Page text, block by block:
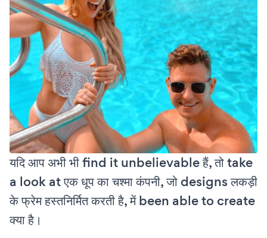
यदि आप अभी भी find it unbelievable हैं, तो take
a look at एक धूप का चश्मा कंपनी, जो designs लकड़ी
के फ्रेम हस्तनिर्मित करती है, में been able to create
क्या है।